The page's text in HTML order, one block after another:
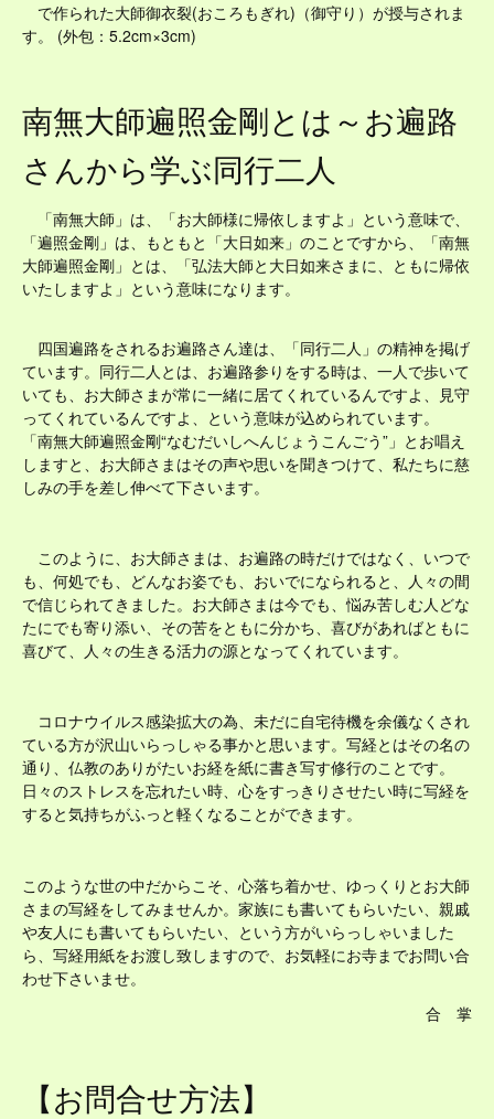
で作られた大師御衣裂(おころもぎれ)（御守り）が授与されま
す。 (外包：5.2cm×3cm)
南無大師遍照金剛とは～お遍路
さんから学ぶ同行二人
「南無大師」は、「お大師様に帰依しますよ」という意味で、
「遍照金剛」は、もともと「大日如来」のことですから、「南無
大師遍照金剛」とは、「弘法大師と大日如来さまに、ともに帰依
いたしますよ」という意味になります。
四国遍路をされるお遍路さん達は、「同行二人」の精神を掲げ
ています。同行二人とは、お遍路参りをする時は、一人で歩いて
いても、お大師さまが常に一緒に居てくれているんですよ、見守
ってくれているんですよ、という意味が込められています。
「南無大師遍照金剛“なむだいしへんじょうこんごう”」とお唱え
しますと、お大師さまはその声や思いを聞きつけて、私たちに慈
しみの手を差し伸べて下さいます。
このように、お大師さまは、お遍路の時だけではなく、いつで
も、何処でも、どんなお姿でも、おいでになられると、人々の間
で信じられてきました。お大師さまは今でも、悩み苦しむ人どな
たにでも寄り添い、その苦をともに分かち、喜びがあればともに
喜びて、人々の生きる活力の源となってくれています。
コロナウイルス感染拡大の為、未だに自宅待機を余儀なくされ
ている方が沢山いらっしゃる事かと思います。写経とはその名の
通り、仏教のありがたいお経を紙に書き写す修行のことです。
日々のストレスを忘れたい時、心をすっきりさせたい時に写経を
すると気持ちがふっと軽くなることができます。
このような世の中だからこそ、心落ち着かせ、ゆっくりとお大師
さまの写経をしてみませんか。家族にも書いてもらいたい、親戚
や友人にも書いてもらいたい、という方がいらっしゃいました
ら、写経用紙をお渡し致しますので、お気軽にお寺までお問い合
わせ下さいませ。
合 掌
【お問合せ方法】